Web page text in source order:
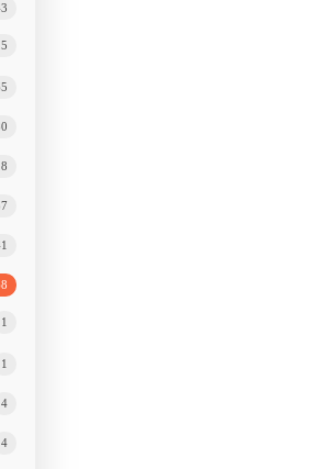
Suchen oder ESC zum schließen der Suche.
1
1
4
4